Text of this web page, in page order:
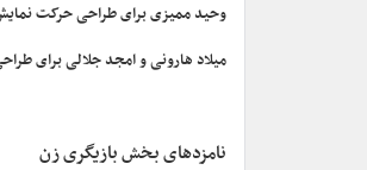
وحید ممیزی برای طراحی حرکت
میلاد هارونی و امجد جلالی برای
نامزدهای بخش بازیگری زن